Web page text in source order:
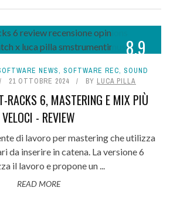
8.9
NEWS, SOFTWARE REC, SOUND
21 OTTOBRE 2024 BY LUCA PILLA
RACKS 6, MASTERING E MIX PIÙ
VELOCI - REVIEW
di lavoro per mastering che utilizza
da inserire in catena. La versione 6
il lavoro e propone un ...
READ MORE